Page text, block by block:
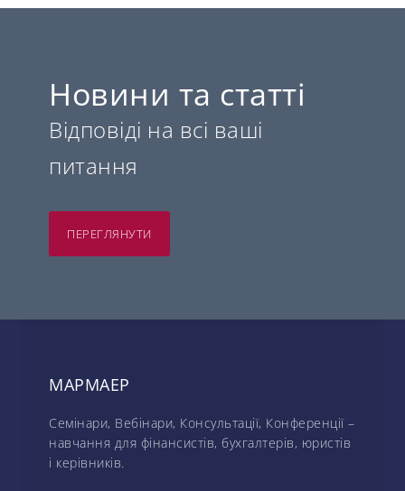
Новини та статті
Відповіді на всі ваші
питання
ПЕРЕГЛЯНУТИ
МАРМАЕР
Семінари, Вебінари, Консультації, Конференції –
навчання для фінансистів, бухгалтерів, юристів
і керівників.